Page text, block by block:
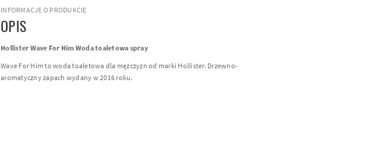
INFORMACJE O PRODUKCIE
OPIS
Hollister Wave For Him Woda toaletowa spray
Wave For Him to woda toaletowa dla mężczyzn od marki Hollister. Drzewno-
aromatyczny zapach wydany w 2016 roku.